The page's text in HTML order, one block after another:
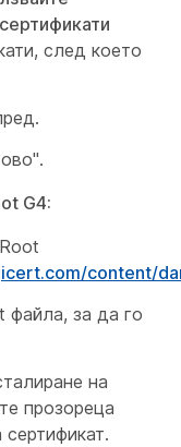
след което
G4:
content/
файла, за да го
на
прозореца
сертификат.